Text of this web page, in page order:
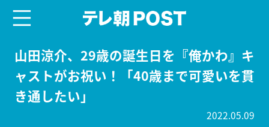
山田涼介、29歳の誕生日を『俺かわ』キ
ャストがお祝い！「40歳まで可愛いを貫
き通したい」
2022.05.09